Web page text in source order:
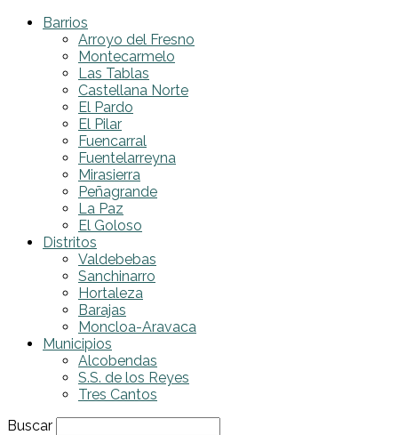
Barrios
Arroyo del Fresno
Montecarmelo
Las Tablas
Castellana Norte
El Pardo
El Pilar
Fuencarral
Fuentelarreyna
Mirasierra
Peñagrande
La Paz
El Goloso
Distritos
Valdebebas
Sanchinarro
Hortaleza
Barajas
Moncloa-Aravaca
Municipios
Alcobendas
S.S. de los Reyes
Tres Cantos
Buscar